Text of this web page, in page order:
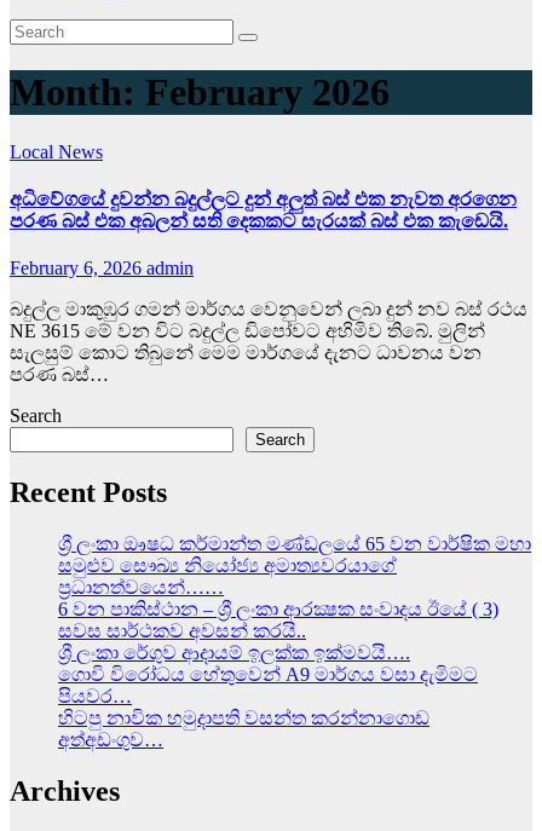
Month: February 2026
Local News
අධිවේගයේ දුවන්න බදුල්ලට දුන් අලුත් බස් එක නැවත අරගෙන
පරණ බස් එක අබලන් සති දෙකකට සැරයක් බස් එක කැඩෙයි.
February 6, 2026 admin
බදුල්ල මාකුඹුර ගමන් මාර්ගය වෙනුවෙන් ලබා දුන් නව බස් රථය
NE 3615 මේ වන විට බදුල්ල ඩිපෝවට අහිමිව තිබේ. මුලින්
සැලසුම් කොට තිබුනේ මෙම මාර්ගයේ දැනට ධාවනය වන
පරණ බස්…
Search
Search
Recent Posts
ශ්‍රී ලංකා ඖෂධ කර්මාන්ත මණ්ඩලයේ 65 වන වාර්ෂික මහා
සමුළුව සෞඛ්‍ය නියෝජ්‍ය අමාත්‍යවරයාගේ
ප්‍රධානත්වයෙන්……
6 වන පාකිස්ථාන – ශ්‍රී ලංකා ආරක්‍ෂක සංවාදය ඊයේ ( 3)
සවස සාර්ථකව අවසන් කරයි..
ශ්‍රී ලංකා රේගුව ආදායම් ඉලක්ක ඉක්මවයි….
ගොවි විරෝධය හේතුවෙන් A9 මාර්ගය වසා දැමිමට
පියවර…
හිටපු නාවික හමුදාපති වසන්ත කරන්නාගොඩ
අත්අඩංගුව…
Archives